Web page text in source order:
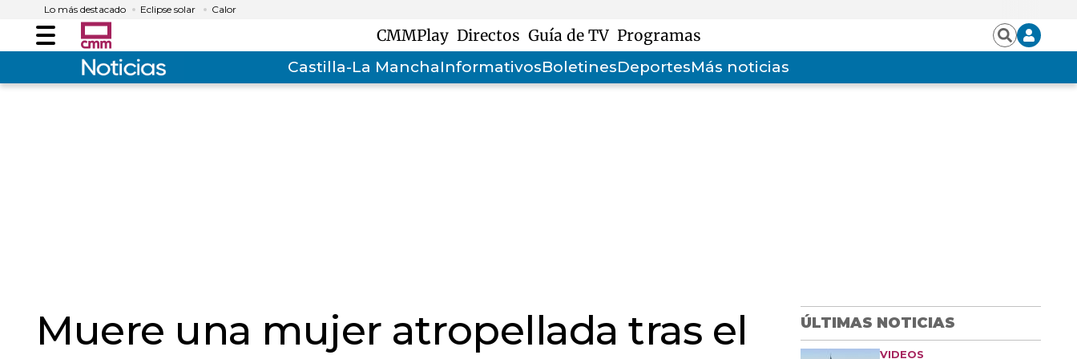
Lo más destacado Eclipse solar Calor
Menú CMMPlay Directos Guía de TV Programas BuscarIniciar
sesión
Castilla-La ManchaInformativosBoletinesDeportesMás noticias
Muere una mujer atropellada tras el
ÚLTIMAS NOTICIAS
VIDEOS